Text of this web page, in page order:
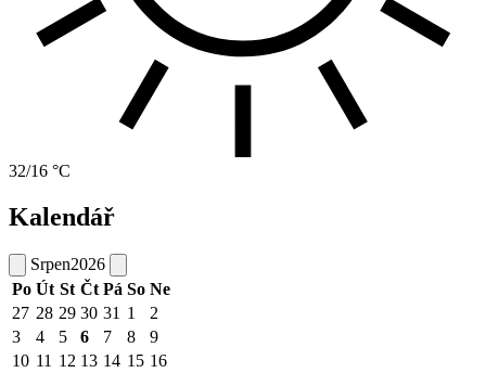
32/16 °C
Kalendář
Srpen2026
Po Út St Čt Pá So Ne
27 28 29 30 31 1
2
3
4 5 6 7 8
9
10 11 12 13 14 15 16